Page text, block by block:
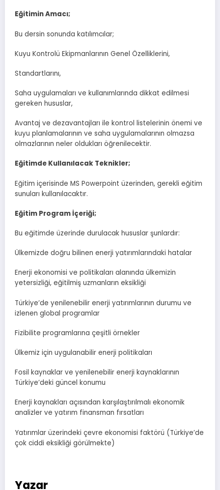
Eğitimin Amacı;
Bu dersin sonunda katılımcılar;
Kuyu Kontrolü Ekipmanlarının Genel Özelliklerini,
Standartlarını,
Saha uygulamaları ve kullanımlarında dikkat edilmesi
gereken hususlar,
Avantaj ve dezavantajları ile kontrol listelerinin önemi ve
kuyu planlamalarının ve saha uygulamalarının olmazsa
olmazlarının neler oldukları öğrenilecektir.
Eğitimde Kullanılacak Teknikler;
Eğitim içerisinde MS Powerpoint üzerinden, gerekli eğitim
sunuları kullanılacaktır.
Eğitim Program İçeriği;
Bu eğitimde üzerinde durulacak hususlar şunlardır:
Ülkemizde doğru bilinen enerji yatırımlarındaki hatalar
Enerji ekonomisi ve politikaları alanında ülkemizin
yetersizliği, eğitilmiş uzmanların eksikliği
Türkiye’de yenilenebilir enerji yatırımlarının durumu ve
izlenen global programlar
Fizibilite programlarına çeşitli örnekler
Ülkemiz için uygulanabilir enerji politikaları
Fosil kaynaklar ve yenilenebilir enerji kaynaklarının
Türkiye’deki güncel konumu
Enerji kaynakları açısından karşılaştırılmalı ekonomik
analizler ve yatırım finansman fırsatları
Yatırımlar üzerindeki çevre ekonomisi faktörü (Türkiye’de
çok ciddi eksikliği görülmekte)
Yazar